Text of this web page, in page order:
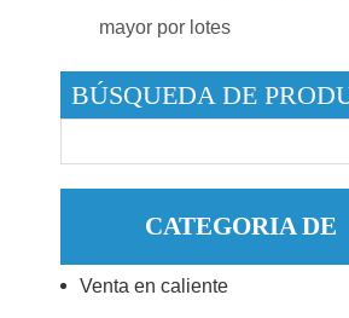
mayor por lotes
BÚSQUEDA DE
CATEGORIA DE
PRODUCTO
Venta en caliente